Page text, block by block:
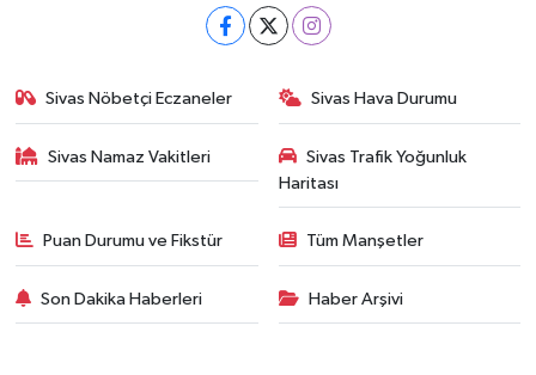
Sivas Nöbetçi Eczaneler Sivas Hava Durumu
Sivas Namaz Vakitleri
Sivas Trafik Yoğunluk
Haritası
Puan Durumu ve Fikstür Tüm Manşetler
Son Dakika Haberleri Haber Arşivi